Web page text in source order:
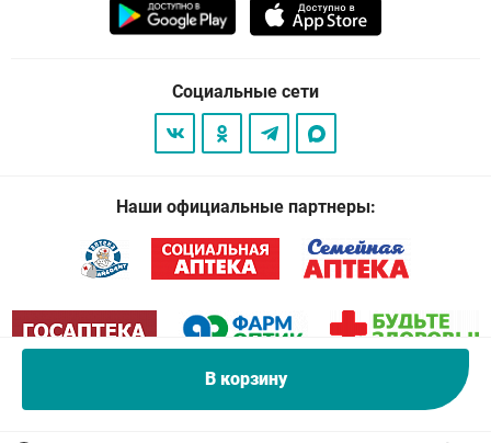
В корзину
Социальные сети
Наши официальные партнеры: